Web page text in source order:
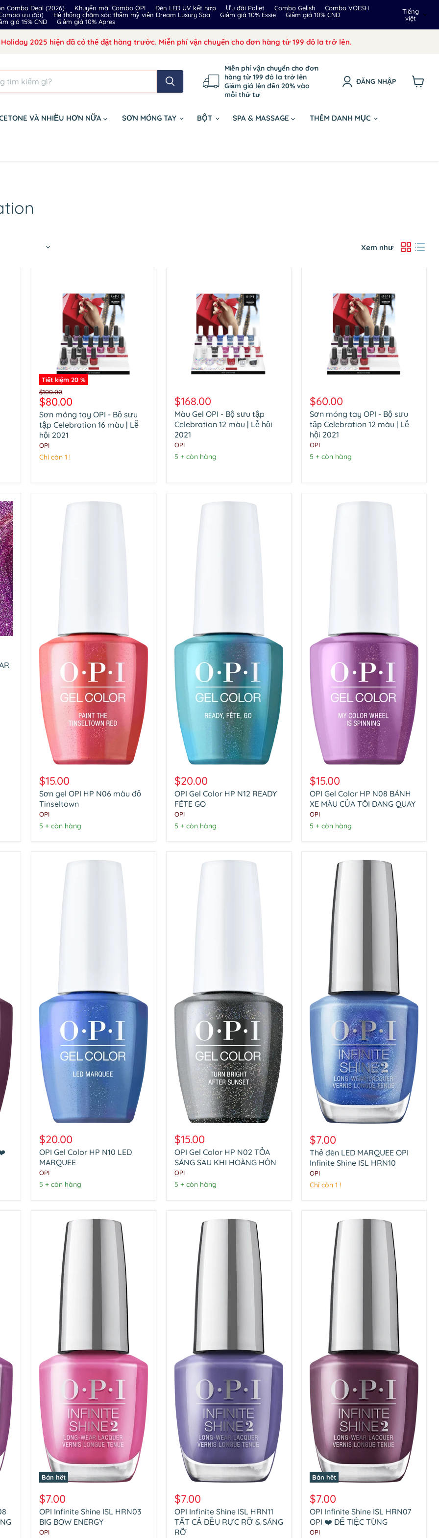
Combo Deal (2026) Khuyến mãi Combo OPI Đèn LED UV kết hợp Ưu đãi Pallet Combo Gelish
Combo VOESH
ưu đãi) Hệ thống chăm sóc thẩm mỹ viện Dream Luxury Spa Giảm giá 10% Essie
Giảm giá 10% CND
giá 15% CND Giảm giá 10% Apres
Ngôn
ngữ
Tiếng
việt
Holiday 2025 hiện đã có thể đặt hàng trước. Miễn phí vận chuyển cho đơn hàng từ 199 đô la trở lên.
Miễn phí vận chuyển cho đơn
hàng từ 199 đô la trở lên
Giảm giá lên đến 20% vào
mỗi thứ tư
ĐĂNG NHẬP
VÀ NHIỀU HƠN NỮA SƠN MÓNG TAY BỘT SPA & MASSAGE THÊM DANH MỤC
Xem như
Tiết kiệm 20 %
Sơn
móng
tay
OPI
-
Bộ
sưu
tập
Celebration
Giá
gốc
$100.00
Giá
hiện
tại
$80.00
Sơn móng tay OPI - Bộ sưu
tập Celebration 16 màu | Lễ
hội 2021
OPI
Chỉ còn 1 !
Gel
OPI
-
Bộ
sưu
tập
12
$168.00
Màu Gel OPI - Bộ sưu tập
Celebration 12 màu | Lễ hội
2021
OPI
5 + còn hàng
móng
tay
OPI
-
Bộ
sưu
Celebration
$60.00
Sơn móng tay OPI - Bộ sưu
tập Celebration 12 màu | Lễ
hội 2021
OPI
5 + còn hàng
gel
OPI
HP
N06
màu
đỏ
Tinseltown
$15.00
Sơn gel OPI HP N06 màu đỏ
Tinseltown
OPI
5 + còn hàng
Gel
Color
HP
N12
READY
FÉTE
GO
$20.00
OPI Gel Color HP N12 READY
FÉTE GO
OPI
5 + còn hàng
Gel
Color
HP
N08
BÁNH
XE
MÀU
$15.00
OPI Gel Color HP N08 BÁNH
XE MÀU CỦA TÔI ĐANG QUAY
OPI
5 + còn hàng
Gel
Color
HP
N10
LED
MARQUEE
$20.00
OPI Gel Color HP N10 LED
MARQUEE
OPI
5 + còn hàng
Gel
Color
HP
N02
TỎA
SÁNG
SAU
$15.00
OPI Gel Color HP N02 TỎA
SÁNG SAU KHI HOÀNG HÔN
OPI
5 + còn hàng
đèn
LED
MARQUEE
OPI
Infinite
Shine
ISL
$7.00
Thẻ đèn LED MARQUEE OPI
Infinite Shine ISL HRN10
OPI
Chỉ còn 1 !
Bán hết
Infinite
Shine
ISL
HRN03
BIG
$7.00
OPI Infinite Shine ISL HRN03
BIG BOW ENERGY
OPI
Infinite
Shine
ISL
HRN11
TẤT
$7.00
OPI Infinite Shine ISL HRN11
TẤT CẢ ĐỀU RỰC RỠ & SÁNG
RỠ
Bán hết
Infinite
Shine
ISL
HRN07
OPI
$7.00
OPI Infinite Shine ISL HRN07
OPI ❤️ ĐỂ TIỆC TÙNG
OPI